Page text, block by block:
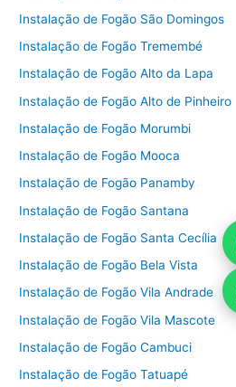
Instalação de Fogão São Domingos
Instalação de Fogão Tremembé
Instalação de Fogão Alto da Lapa
Instalação de Fogão Alto de Pinheiro
Instalação de Fogão Morumbi
Instalação de Fogão Mooca
Instalação de Fogão Panamby
Instalação de Fogão Santana
Instalação de Fogão Santa Cecília
Instalação de Fogão Bela Vista
Instalação de Fogão Vila Andrade
Instalação de Fogão Vila Mascote
Instalação de Fogão Cambuci
Instalação de Fogão Tatuapé